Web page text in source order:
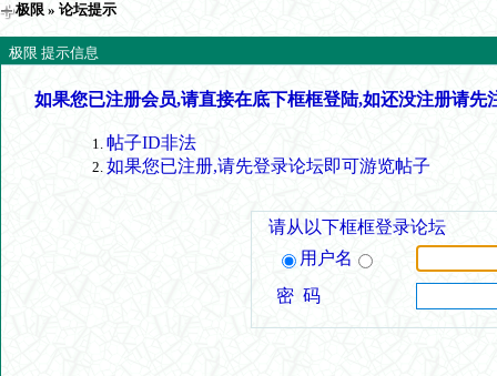
极限 » 论坛提示
极限 提示信息
如果您已注册会员,请直接在底下框框登陆,如还没注册请先
帖子ID非法
如果您已注册,请先登录论坛即可游览帖子
请从以下框框登录论坛
用户名
密 码